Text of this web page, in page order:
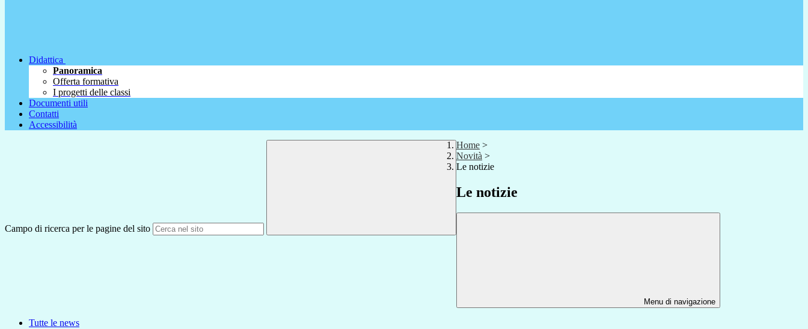
Didattica
Panoramica
Offerta formativa
I progetti delle classi
Documenti utili
Contatti
Accessibilità
Campo di ricerca per le pagine del sito
Home >
Novità >
Le notizie
Le notizie
Menu di navigazione
Tutte le news